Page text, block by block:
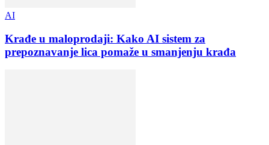
AI
Krađe u maloprodaji: Kako AI sistem za
prepoznavanje lica pomaže u smanjenju krađa